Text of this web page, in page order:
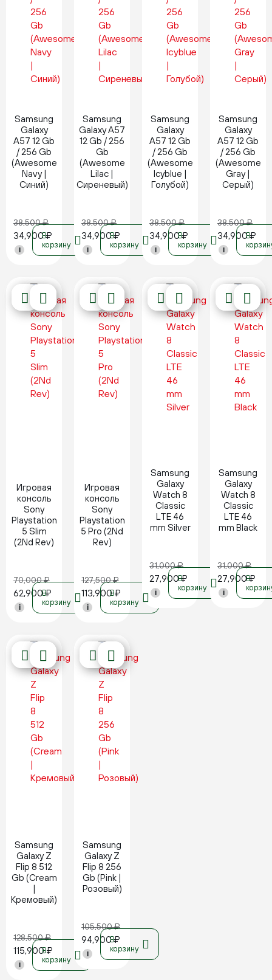
Samsung
Galaxy
A57 12 Gb
/ 256 Gb
(Awesome
Navy |
Синий)
38,500₽
34,900₽
i
В
корзину
Samsung
Galaxy A57
12 Gb / 256
Gb
(Awesome
Lilac |
Сиреневый)
38,500₽
34,900₽
i
В
корзину
Samsung
Galaxy
A57 12 Gb
/ 256 Gb
(Awesome
Icyblue |
Голубой)
38,500₽
34,900₽
i
В
корзину
Samsung
Galaxy
A57 12 Gb
/ 256 Gb
(Awesome
Gray |
Серый)
38,500₽
34,900₽
i
В
Игровая
консоль
Sony
Playstation
5 Slim
(2Nd Rev)
70,000₽
62,900₽
i
В
корзину
Игровая
консоль
Sony
Playstation
5 Pro (2Nd
Rev)
127,500₽
113,900₽
i
В
корзину
Samsung
Galaxy
Watch 8
Classic
LTE 46
mm Silver
31,000₽
27,900₽
i
В
корзину
Samsung
Galaxy
Watch 8
Classic
LTE 46
mm Black
31,000₽
27,900₽
i
В
Samsung
Galaxy Z
Flip 8 512
Gb (Cream
|
Кремовый)
128,500₽
115,900₽
i
В
корзину
Samsung
Galaxy Z
Flip 8 256
Gb (Pink |
Розовый)
105,500₽
94,900₽
i
В
корзину